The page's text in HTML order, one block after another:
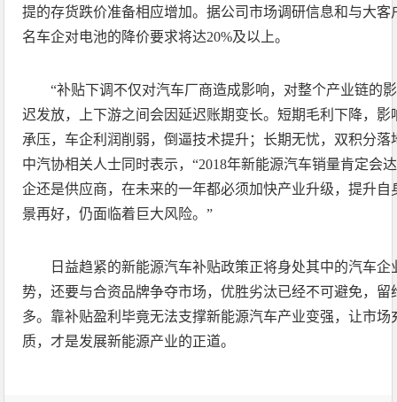
提的存货跌价准备相应增加。据公司市场调研信息和与大
名车企对电池的降价要求将达20%及以上。
“补贴下调不仅对汽车厂商造成影响，对整个产业链的
迟发放，上下游之间会因延迟账期变长。短期毛利下降，
承压，车企利润削弱，倒逼技术提升；长期无忧，双积分落
中汽协相关人士同时表示，“2018年新能源汽车销量肯定会
企还是供应商，在未来的一年都必须加快产业升级，提升
景再好，仍面临着巨大风险。”
日益趋紧的新能源汽车补贴政策正将身处其中的汽车
势，还要与合资品牌争夺市场，优胜劣汰已经不可避免，
多。靠补贴盈利毕竟无法支撑新能源汽车产业变强，让市
质，才是发展新能源产业的正道。